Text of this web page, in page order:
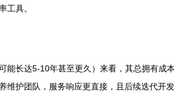
工具。
长达5-10年甚至更久）来看，其总拥有成
护团队，服务响应更直接，且后续迭代开